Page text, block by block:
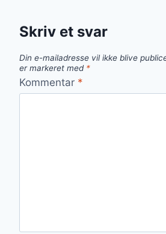
Skriv et svar
Din e-mailadresse vil ikke blive
er markeret med *
Kommentar *